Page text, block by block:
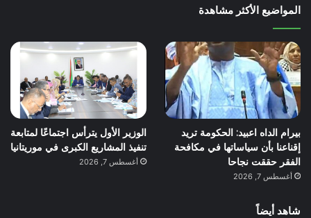
المواضيع الأكثر مشاهدة
بيرام الداه اعبيد: الحكومة تريد
إقناعنا بأن سياساتها في مكافحة
الفقر حققت نجاحا
أغسطس 7, 2026
الوزير الأول يترأس اجتماعًا لمتابعة
تنفيذ المشاريع الكبرى في موريتانيا
أغسطس 7, 2026
شاهد أيضاً